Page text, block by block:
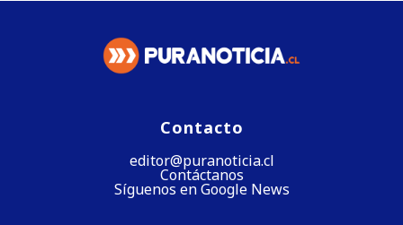
Contacto
editor@puranoticia.cl
Contáctanos
Síguenos en Google News